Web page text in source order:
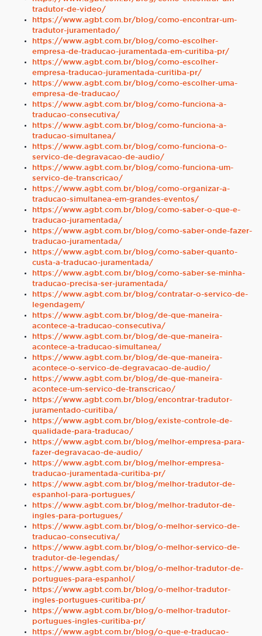
tradutor-de-video/
https://www.agbt.com.br/blog/como-encontrar-um-
tradutor-juramentado/
https://www.agbt.com.br/blog/como-escolher-
empresa-de-traducao-juramentada-em-curitiba-pr/
https://www.agbt.com.br/blog/como-escolher-
empresa-traducao-juramentada-curitiba-pr/
https://www.agbt.com.br/blog/como-escolher-uma-
empresa-de-traducao/
https://www.agbt.com.br/blog/como-funciona-a-
traducao-consecutiva/
https://www.agbt.com.br/blog/como-funciona-a-
traducao-simultanea/
https://www.agbt.com.br/blog/como-funciona-o-
servico-de-degravacao-de-audio/
https://www.agbt.com.br/blog/como-funciona-um-
servico-de-transcricao/
https://www.agbt.com.br/blog/como-organizar-a-
traducao-simultanea-em-grandes-eventos/
https://www.agbt.com.br/blog/como-saber-o-que-e-
traducao-juramentada/
https://www.agbt.com.br/blog/como-saber-onde-fazer-
traducao-juramentada/
https://www.agbt.com.br/blog/como-saber-quanto-
custa-a-traducao-juramentada/
https://www.agbt.com.br/blog/como-saber-se-minha-
traducao-precisa-ser-juramentada/
https://www.agbt.com.br/blog/contratar-o-servico-de-
legendagem/
https://www.agbt.com.br/blog/de-que-maneira-
acontece-a-traducao-consecutiva/
https://www.agbt.com.br/blog/de-que-maneira-
acontece-a-traducao-simultanea/
https://www.agbt.com.br/blog/de-que-maneira-
acontece-o-servico-de-degravacao-de-audio/
https://www.agbt.com.br/blog/de-que-maneira-
acontece-um-servico-de-transcricao/
https://www.agbt.com.br/blog/encontrar-tradutor-
juramentado-curitiba/
https://www.agbt.com.br/blog/existe-controle-de-
qualidade-para-traducao/
https://www.agbt.com.br/blog/melhor-empresa-para-
fazer-degravacao-de-audio/
https://www.agbt.com.br/blog/melhor-empresa-
traducao-juramentada-curitiba-pr/
https://www.agbt.com.br/blog/melhor-tradutor-de-
espanhol-para-portugues/
https://www.agbt.com.br/blog/melhor-tradutor-de-
ingles-para-portugues/
https://www.agbt.com.br/blog/o-melhor-servico-de-
traducao-consecutiva/
https://www.agbt.com.br/blog/o-melhor-servico-de-
tradutor-de-legendas/
https://www.agbt.com.br/blog/o-melhor-tradutor-de-
portugues-para-espanhol/
https://www.agbt.com.br/blog/o-melhor-tradutor-
ingles-portugues-curitiba-pr/
https://www.agbt.com.br/blog/o-melhor-tradutor-
portugues-ingles-curitiba-pr/
https://www.agbt.com.br/blog/o-que-e-traducao-